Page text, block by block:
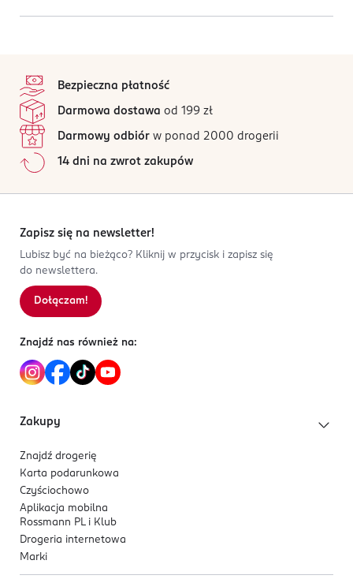
Bezpieczna płatność
Darmowa dostawa od 199 zł
Darmowy odbiór w ponad 2000 drogerii
14 dni na zwrot zakupów
Zapisz się na newsletter!
Lubisz być na bieżąco? Kliknij w przycisk i zapisz się
do newslettera.
Dołączam!
Znajdź nas również na:
Zakupy
Znajdź drogerię
Karta podarunkowa
Czyściochowo
Aplikacja mobilna
Rossmann PL i Klub
Drogeria internetowa
Marki